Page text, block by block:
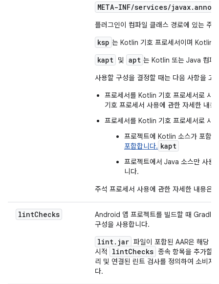
META-INF/services/
플러그인이 컴파일 클래스 경로에 있는 주
ksp 는 Kotlin 기호 프로세서이며 Kotlin
kapt 및 apt 는 Kotlin 또는 Java 컴파
사용할 구성을 결정할 때는 다음 사항을 고
프로세서를 Kotlin 기호 프로세서로 사
기호 프로세서 사용에 관한 자세한 내
프로세서를 Kotlin 기호 프로세서로 사
프로젝트에 Kotlin 소스가 포함
포함합니다. kapt
프로젝트에서 Java 소스만 사용
니다.
주석 프로세서 사용에 관한 자세한 내용은
lintChecks
Android 앱 프로젝트를 빌드할 때 Gradle
구성을 사용합니다.
lint.jar 파일이 포함된 AAR은 해당
시적 lintChecks 종속 항목을 추가할
리 및 연결된 린트 검사를 정의하여 소비
다.